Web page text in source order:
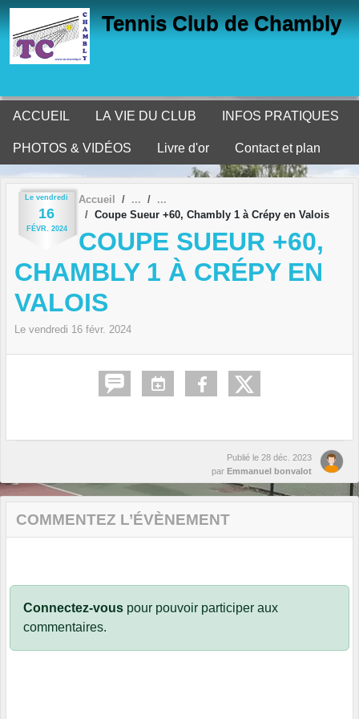
Tennis Club de Chambly
ACCUEIL LA VIE DU CLUB INFOS PRATIQUES
PHOTOS & VIDÉOS Livre d'or Contact et plan
Le vendredi
16
FÉVR. 2024
Accueil
Coupe Sueur +60, Chambly 1 à Crépy en Valois
COUPE SUEUR +60,
CHAMBLY 1 À CRÉPY EN
VALOIS
Le vendredi 16 févr. 2024
Publié le 28 déc. 2023
par Emmanuel bonvalot
COMMENTEZ L’ÉVÈNEMENT
Connectez-vous pour pouvoir participer aux
commentaires.
Panneau de gestion des cookies